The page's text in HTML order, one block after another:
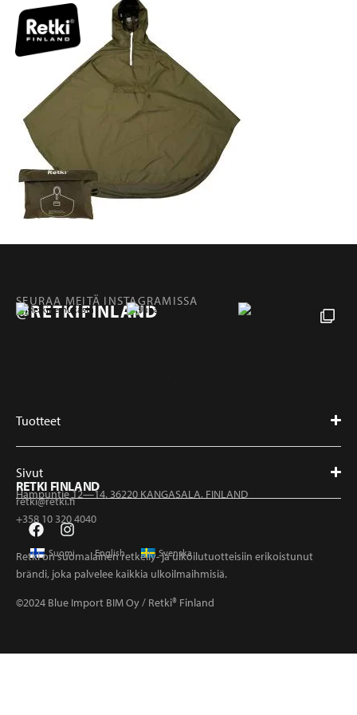
SEURAA MEITÄ INSTAGRAMISSA
@RETKIFINLAND
Tuotteet
Sivut
RETKI FINLAND
Hampuntie 12—14, 36220 KANGASALA, FINLAND
retki@retki.fi
+358 10 320 4040
Suomi English Svenska
Retki on suomalainen retkeily- ja ulkoilutuotteisiin erikoistunut
brändi, joka palvelee kaikkia ulkoilmaihmisiä.
©2024 Blue Import BIM Oy / Retki® Finland